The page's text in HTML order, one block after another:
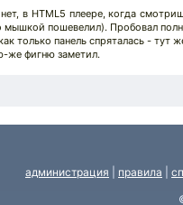
в HTML5 плеере, когда
мышкой пошевелил). Пробовал
только панель спряталась - тут
же фигню заметил.
администрация правила